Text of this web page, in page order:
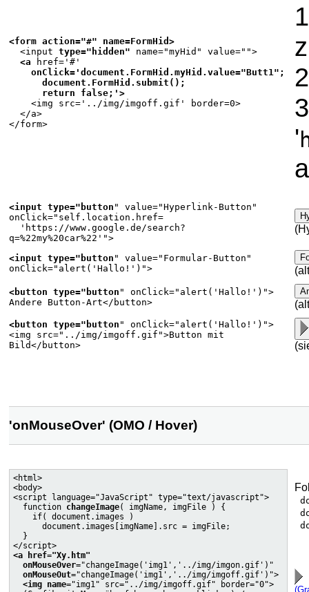
<form action="#" name=FormHid>
<input type="hidden" name="myHid" value="">
<a href='#'
onClick='document.FormHid.myHid.value="Butt1";
document.FormHid.submit();
return false;'>
<img src='../img/imgoff.gif' border=0>
</a>
</form>
'
<input type="button " value="Hyperlink-Button"
onClick="self.location.href=
'https://www.google.de/search?
q=%22my%20car%22'">
<input type="button " value="Formular-Button"
onClick="alert('Hallo!')">
<button type="button " onClick="alert('Hallo!')">
Andere Button-Art</button>
<button type="button " onClick="alert('Hallo!')">
<img src="../img/imgoff.gif">Button mit
Bild</button>
'onMouseOver' (OMO / Hover)
<html>
<body>
<script language="JavaScript" type="text/javascript">
  function
changeImage( imgName, imgFile ) {
    if( document.images )
      document.images[imgName].src = imgFile;
  }
<a href="Xy.htm"
onMouseOver="changeImage('img1','../img/imgon.gif')"
onMouseOut="changeImage('img1','../img/imgoff.gif')">
<img name="img1" src="../img/imgoff.gif" border="0">